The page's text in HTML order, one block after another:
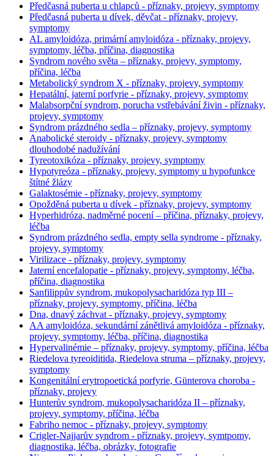
Předčasná puberta u chlapců - příznaky, projevy, symptomy
Předčasná puberta u dívek, děvčat - příznaky, projevy,
symptomy
AL amyloidóza, primární amyloidóza - příznaky, projevy,
symptomy, léčba, příčina, diagnostika
Syndrom nového světa – příznaky, projevy, symptomy,
příčina, léčba
Metabolický syndrom X - příznaky, projevy, symptomy
Hepatální, jaterní porfyrie - příznaky, projevy, symptomy
Malabsorpční syndrom, porucha vstřebávání živin - příznaky,
projevy, symptomy
Syndrom prázdného sedla – příznaky, projevy, symptomy
Anabolické steroidy - příznaky, projevy, symptomy
dlouhodobé nadužívání
Tyreotoxikóza - příznaky, projevy, symptomy
Hypotyreóza - příznaky, projevy, symptomy u hypofunkce
štítné žlázy
Galaktosémie - příznaky, projevy, symptomy
Opožděná puberta u dívek - příznaky, projevy, symptomy
Hyperhidróza, nadměrné pocení – příčina, příznaky, projevy,
léčba
Syndrom prázdného sedla, empty sella syndrome - příznaky,
projevy, symptomy
Virilizace - příznaky, projevy, symptomy
Jaterní encefalopatie - příznaky, projevy, symptomy, léčba,
příčina, diagnostika
Sanfilippův syndrom, mukopolysacharidóza typ III –
příznaky, projevy, symptomy, příčina, léčba
Dna, dnavý záchvat - příznaky, projevy, symptomy
AA amyloidóza, sekundární zánětlivá amyloidóza - příznaky,
projevy, symptomy, léčba, příčina, diagnostika
Hypervalinémie – příznaky, projevy, symptomy, příčina, léčba
Riedelova tyreoiditida, Riedelova struma – příznaky, projevy,
symptomy
Kongenitální erytropoetická porfyrie, Günterova choroba -
příznaky, projevy
Hunterův syndrom, mukopolysacharidóza II – příznaky,
projevy, symptomy, příčina, léčba
Fabriho nemoc - příznaky, projevy, symptomy
Crigler-Najjarův syndrom - příznaky, projevy, symtpomy,
diagnostika, léčba, obrázky, fotografie